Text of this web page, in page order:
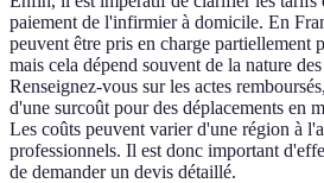
paiement de l'infirmier à domicile. En
peuvent être pris en charge partiellement
mais cela dépend souvent de la nature des
Renseignez-vous sur les actes
d'une surcoût pour des déplacements en
Les coûts peuvent varier d'une région à
professionnels. Il est donc important
de demander un devis détaillé.